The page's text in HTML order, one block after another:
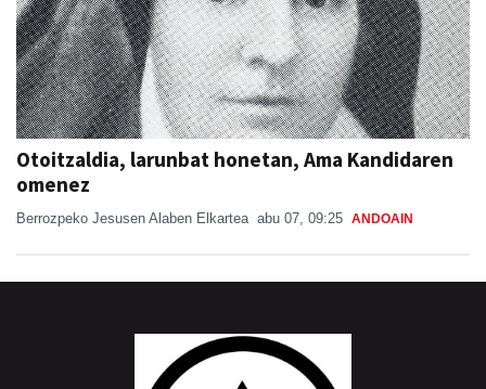
Otoitzaldia, larunbat honetan, Ama Kandidaren
omenez
Berrozpeko Jesusen Alaben Elkartea abu 07, 09:25 ANDOAIN